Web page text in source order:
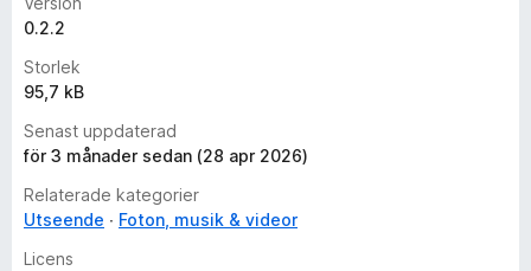
0.2.2
Storlek
95,7 kB
Senast uppdaterad
för 3 månader sedan (28 apr 2026)
Relaterade kategorier
Utseende
Foton, musik & videor
Licens